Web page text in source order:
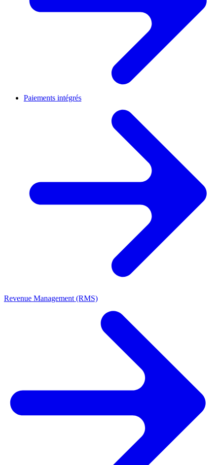
Paiements intégrés
Revenue Management (RMS)